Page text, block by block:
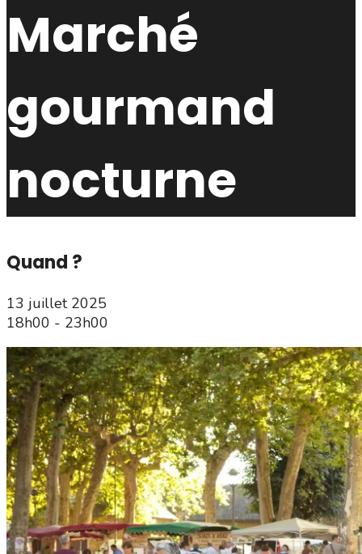
Marché
gourmand
nocturne
Quand ?
13 juillet 2025
18h00 - 23h00